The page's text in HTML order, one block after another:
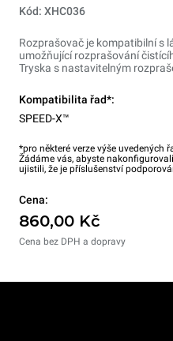
Kód: XHC036
Rozprašovač je kompatibilní s
umožňující rozprašování
Tryska s nastavitelným
Kompatibilita řad*:
SPEED-X™
*pro některé verze výše
Žádáme vás, abyste
ujistili, že je příslušenství
Cena:
860,00 Kč
Cena bez DPH a dopravy